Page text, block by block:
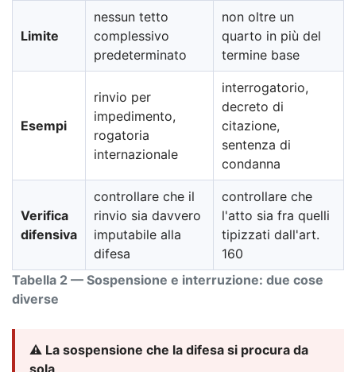
Tabella 2 — Sospensione e interruzione: due cose
diverse
Limite
nessun tetto
complessivo
predeterminato
non oltre un
quarto in più del
termine base
Esempi
rinvio per
impedimento,
rogatoria
internazionale
interrogatorio,
decreto di
citazione,
sentenza di
condanna
Verifica
difensiva
controllare che il
rinvio sia davvero
imputabile alla
difesa
controllare che
l'atto sia fra quelli
tipizzati dall'art.
160
⚠️ La sospensione che la difesa si procura da
sola